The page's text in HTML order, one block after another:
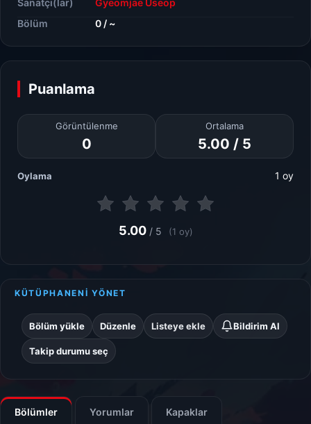
KÜTÜPHANENİ YÖNET
Bölüm yükle Düzenle Listeye ekle Bildirim Al
Takip durumu seç
Bölümler Yorumlar Kapaklar
Sanatçı(lar)
Gyeomjae Useop
Bölüm
0 / ~
Puanlama
Görüntülenme
0
Ortalama
5.00 / 5
Oylama 1 oy
5.00/ 5 (1 oy)